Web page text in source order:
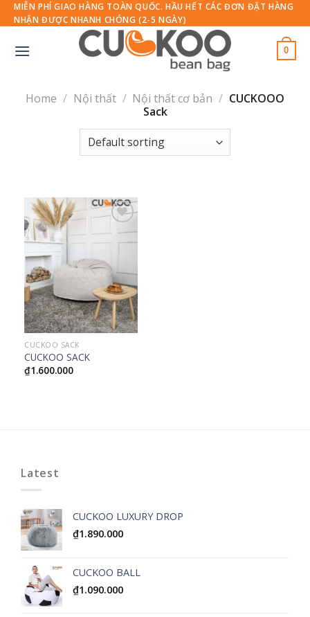
Skip
to
MIỄN PHÍ GIAO HÀNG TOÀN QUỐC. HẦU HẾT CÁC ĐƠN ĐẶT HÀNG
NHẬN ĐƯỢC NHANH CHÓNG (2-5 NGÀY)
0
Home / Nội thất / Nội thất cơ bản / CUCKOOO
Sack
Thêm
vào
CUCKOO SACK
CUCKOO SACK
₫1.600.000
Latest
CUCKOO LUXURY DROP
₫1.890.000
CUCKOO BALL
₫1.090.000